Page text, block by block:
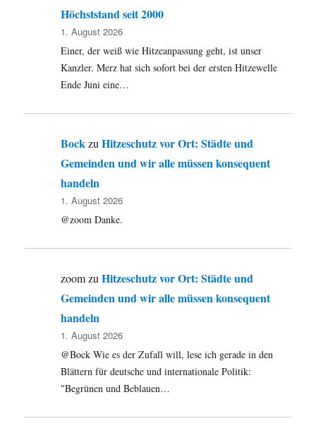
Religionskrititik&Toleranz
und
das
teuerste
Grundstück
im
Höchststand seit 2000
1. August 2026
Einer, der weiß wie Hitzeanpassung geht, ist unser
Kanzler. Merz hat sich sofort bei der ersten Hitzewelle
Ende Juni eine…
BockzuHitzeschutz vor Ort: Städte und
Gemeinden und wir alle müssen konsequent
handeln
1. August 2026
@zoom Danke.
zoomzuHitzeschutz vor Ort: Städte und
Gemeinden und wir alle müssen konsequent
handeln
1. August 2026
@Bock Wie es der Zufall will, lese ich gerade in den
Blättern für deutsche und internationale Politik:
"Begrünen und Beblauen…